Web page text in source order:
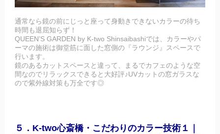
通常なら鏡の前にじっと座って身動きできないカラーの待ち
時間も退屈知らず！
QUEEN’S GARDEN by K-two Shinsaibashiでは、カラーやパ
ーマの施術は御堂筋に面した窓側の『ラウンジ』スペースで
行います。
鏡のあるカットスペースと違って、まるでカフェのような空
間なのでリラックスできると大好評♪UVカットの窓ガラスな
ので紫外線対策も万全です◎
５．K-two心斎橋・こだわりのカラー技術１｜